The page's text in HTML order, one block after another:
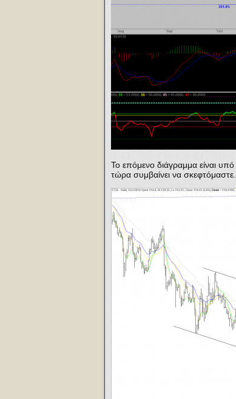
Το επόμενο διάγραμμα είναι
τώρα συμβαίνει να σκεφτόμαστε.